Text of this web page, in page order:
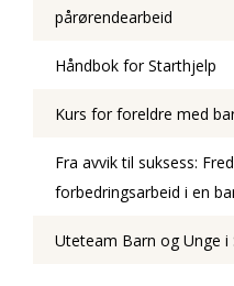
pårørendearbeid
Håndbok for Starthjelp
Kurs for foreldre med
Fra avvik til suksess:
forbedringsarbeid i en
Uteteam Barn og Unge